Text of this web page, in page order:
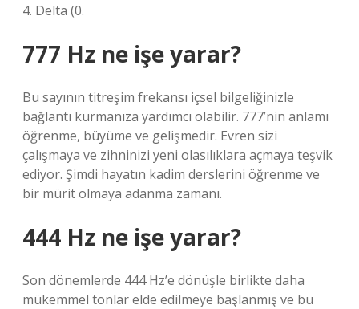
4. Delta (0.
777 Hz ne işe yarar?
Bu sayının titreşim frekansı içsel bilgeliğinizle
bağlantı kurmanıza yardımcı olabilir. 777’nin anlamı
öğrenme, büyüme ve gelişmedir. Evren sizi
çalışmaya ve zihninizi yeni olasılıklara açmaya teşvik
ediyor. Şimdi hayatın kadim derslerini öğrenme ve
bir mürit olmaya adanma zamanı.
444 Hz ne işe yarar?
Son dönemlerde 444 Hz’e dönüşle birlikte daha
mükemmel tonlar elde edilmeye başlanmış ve bu